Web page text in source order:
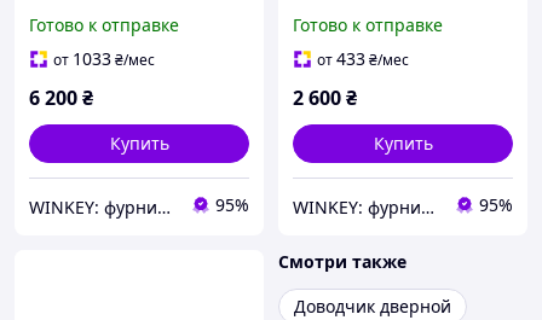
фиксацией белый
Готово к отправке
от 1033₴/мес
6 200₴
Купить
WINKEY: фурнитура для окон и дверей 95%
черный
Готово к отправке
от433₴/мес
2 600₴
Купить
WINKEY: фурнитура для окон и дверей 95%
Смотри также
Доводчик дверной